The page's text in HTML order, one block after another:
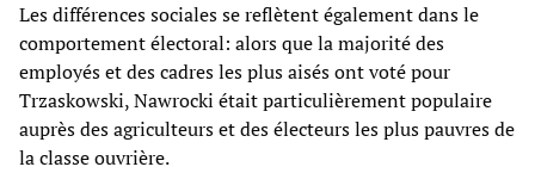
Les différences sociales se reflètent également dans le
comportement électoral: alors que la majorité des
employés et des cadres les plus aisés ont voté pour
Trzaskowski, Nawrocki était particulièrement populaire
auprès des agriculteurs et des électeurs les plus pauvres de
la classe ouvrière.